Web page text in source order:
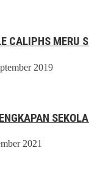
CALIPHS MERU
2019
2021